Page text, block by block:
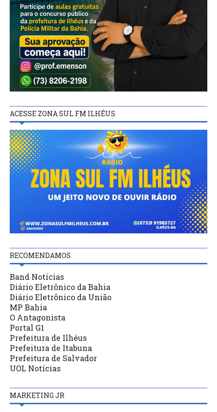
ACESSE ZONA SUL FM ILHÉUS
RECOMENDAMOS
Band Notícias
Diário Eletrônico da Bahia
Diário Eletrônico da União
MP Bahia
O Antagonista
Portal G1
Prefeitura de Ilhéus
Prefeitura de Itabuna
Prefeitura de Salvador
UOL Notícias
MARKETING JR